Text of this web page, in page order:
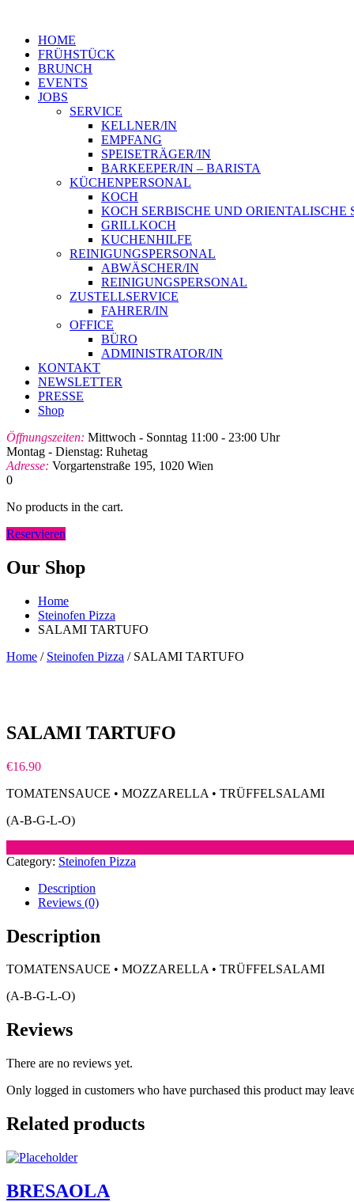
HOME
FRÜHSTÜCK
BRUNCH
EVENTS
JOBS
SERVICE
KELLNER/IN
EMPFANG
SPEISETRÄGER/IN
BARKEEPER/IN – BARISTA
KÜCHENPERSONAL
KOCH
KOCH SERBISCHE UND ORIENTALISCHE
GRILLKOCH
KUCHENHILFE
REINIGUNGSPERSONAL
ABWÄSCHER/IN
REINIGUNGSPERSONAL
ZUSTELLSERVICE
FAHRER/IN
OFFICE
BÜRO
ADMINISTRATOR/IN
KONTAKT
NEWSLETTER
PRESSE
Shop
Öffnungszeiten: Mittwoch - Sonntag 11:00 - 23:00 Uhr
Montag - Dienstag: Ruhetag
Adresse: Vorgartenstraße 195, 1020 Wien
0
No products in the cart.
Reservieren
Our Shop
Home
Steinofen Pizza
SALAMI TARTUFO
Home / Steinofen Pizza / SALAMI TARTUFO
SALAMI TARTUFO
€16.90
TOMATENSAUCE • MOZZARELLA • TRÜFFELSALAMI
(A-B-G-L-O)
Category: Steinofen Pizza
Description
Reviews (0)
Description
TOMATENSAUCE • MOZZARELLA • TRÜFFELSALAMI
(A-B-G-L-O)
Reviews
There are no reviews yet.
Only logged in customers who have purchased this product may
Related products
BRESAOLA